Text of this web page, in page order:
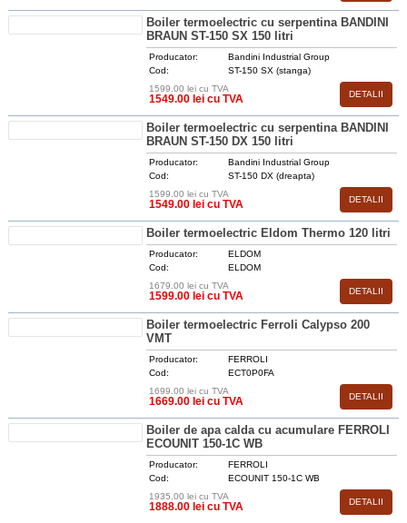
Boiler termoelectric cu serpentina BANDINI
BRAUN ST-150 SX 150 litri
Producator:
Bandini Industrial Group
Cod:
ST-150 SX (stanga)
1599.00 lei cu TVA
1549.00 lei cu TVA DETALII
Boiler termoelectric cu serpentina BANDINI
BRAUN ST-150 DX 150 litri
Producator:
Bandini Industrial Group
Cod:
ST-150 DX (dreapta)
1599.00 lei cu TVA
1549.00 lei cu TVA DETALII
Boiler termoelectric Eldom Thermo 120 litri
Producator:
ELDOM
Cod:
ELDOM
1679.00 lei cu TVA
1599.00 lei cu TVA DETALII
Boiler termoelectric Ferroli Calypso 200
VMT
Producator:
FERROLI
Cod:
ECT0P0FA
1699.00 lei cu TVA
1669.00 lei cu TVA DETALII
Boiler de apa calda cu acumulare FERROLI
ECOUNIT 150-1C WB
Producator:
FERROLI
Cod:
ECOUNIT 150-1C WB
1935.00 lei cu TVA
1888.00 lei cu TVA DETALII